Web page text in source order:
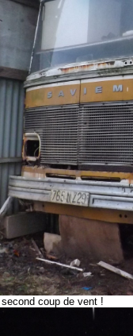
coup de vent !